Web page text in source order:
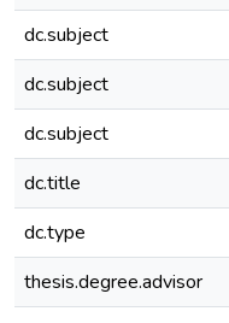
dc.subject
dc.subject
dc.subject
dc.title
dc.type
thesis.degree.advisor